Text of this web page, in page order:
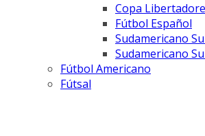
Copa
Fútbol Español
Sudamericano
Sudamericano
Fútbol Americano
Fútsal